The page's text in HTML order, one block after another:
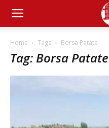
Home Tags Borsa Patate
Tag: Borsa Patate